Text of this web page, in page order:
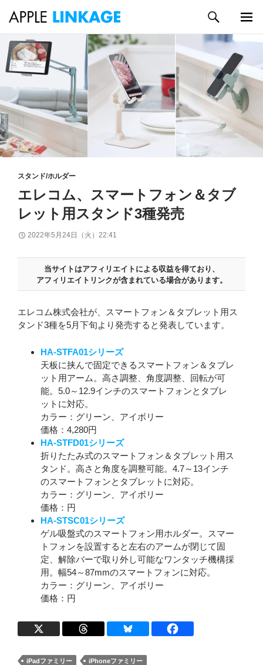
ン
テ
へ
ス
キ
ッ
プ
索
メイン
メニュ
ー
スタンド/ホルダー
エレコム、スマートフォン＆タブ
レット用スタンド3種発売
2022年5月24日（火）22:41
当サイトはアフィリエイトによる収益を得ており、
アフィリエイトリンクが含まれている場合があります。
エレコム株式会社が、スマートフォン＆タブレット用ス
タンド3種を5月下旬より発売すると発表しています。
HA-STFA01シリーズ
天板に挟んで固定できるスマートフォン＆タブレ
ット用アーム。高さ調整、角度調整、回転が可
能。5.0～12.9インチのスマートフォンとタブレ
ットに対応。
カラー：グリーン、アイボリー
価格：4,280円
HA-STFD01シリーズ
折りたたみ式のスマートフォン＆タブレット用ス
タンド。高さと角度を調整可能。4.7～13インチ
のスマートフォンとタブレットに対応。
カラー：グリーン、アイボリー
価格：円
HA-STSC01シリーズ
ゲル吸盤式のスマートフォン用ホルダー。スマー
トフォンを設置すると左右のアームが閉じて固
定、解除バーで取り外し可能なワンタッチ機構採
用。幅54～87mmのスマートフォンに対応。
カラー：グリーン、アイボリー
価格：円
iPadファミリー iPhoneファミリー